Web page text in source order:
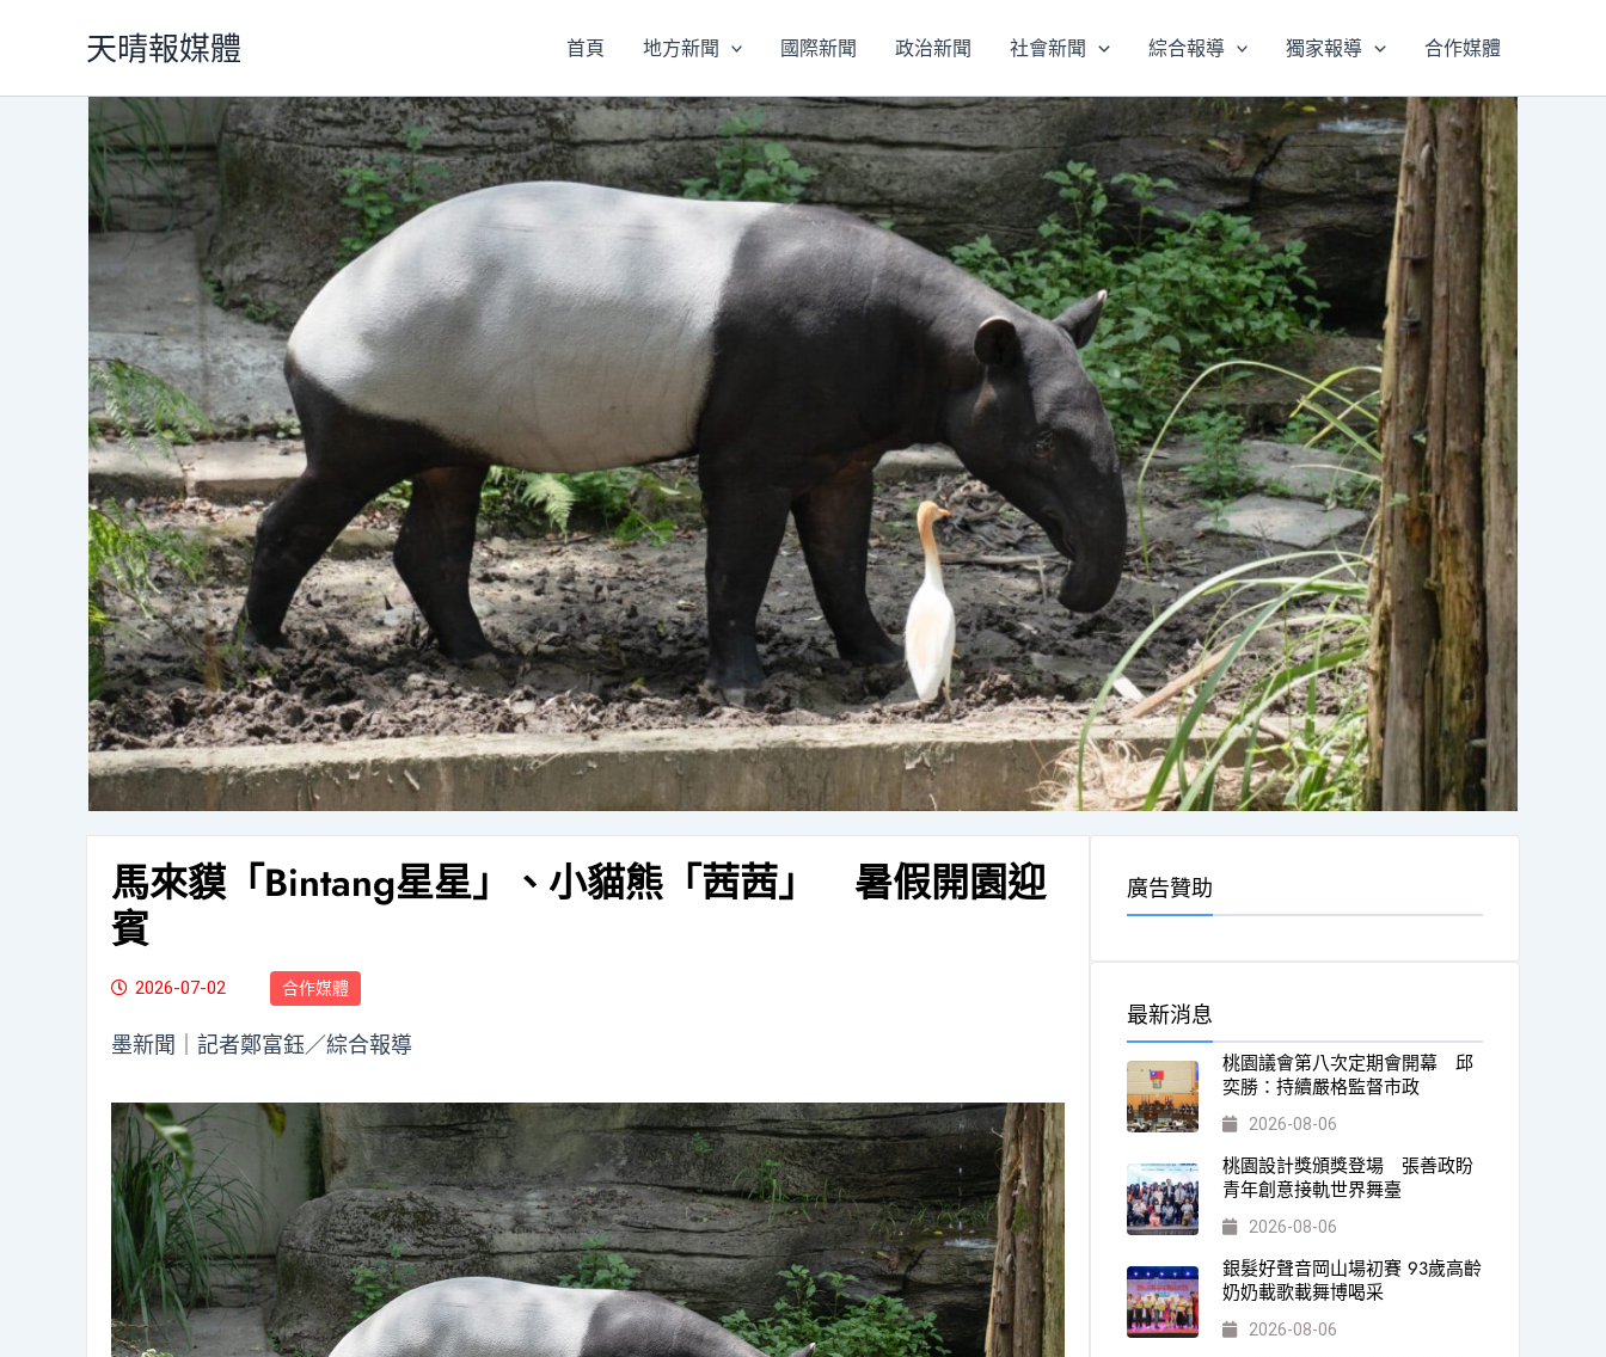
天晴報媒體 首頁 地方新聞 國際新聞 政治新聞 社會新聞 綜合報導 獨家報導 合作媒體
馬來貘「Bintang星星」、小貓熊「茜茜」 暑假開園迎
賓
2026-07-02 合作媒體
墨新聞 ｜記者鄭富鈺／綜合報導
廣告贊助
最新消息
桃園議會第八次定期會開幕 邱
奕勝：持續嚴格監督市政
2026-08-06
桃園設計獎頒獎登場 張善政盼
青年創意接軌世界舞臺
2026-08-06
銀髮好聲音岡山場初賽 93歲高齡
奶奶載歌載舞博喝采
2026-08-06